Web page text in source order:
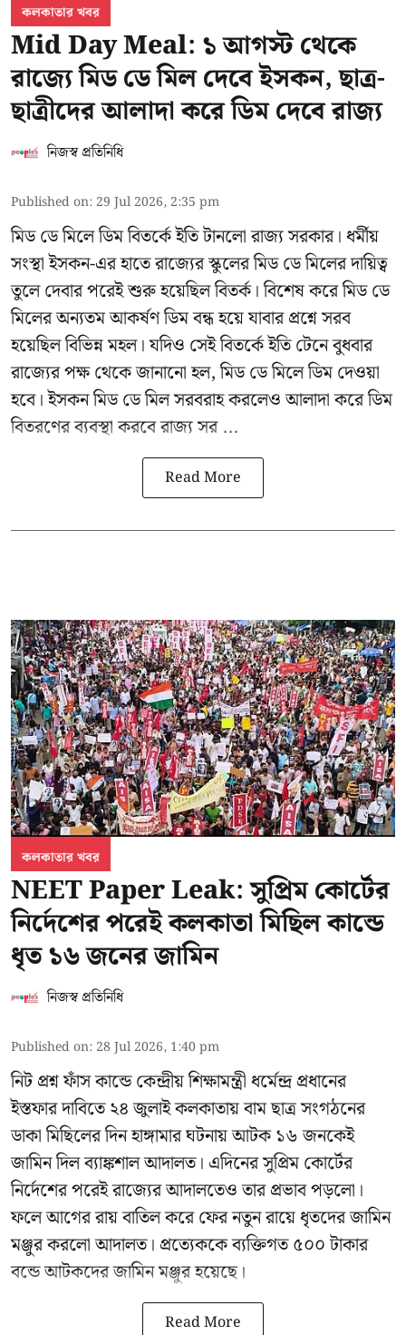
কলকাতার খবর
Mid Day Meal: ১ আগস্ট থেকে
রাজ্যে মিড ডে মিল দেবে ইসকন, ছাত্র-
ছাত্রীদের আলাদা করে ডিম দেবে রাজ্য
নিজস্ব প্রতিনিধি
Published on: 29 Jul 2026, 2:35 pm
মিড ডে মিলে ডিম বিতর্কে ইতি টানলো রাজ্য সরকার। ধর্মীয়
সংস্থা ইসকন-এর হাতে রাজ্যের স্কুলের মিড ডে মিলের দায়িত্ব
তুলে দেবার পরেই শুরু হয়েছিল বিতর্ক। বিশেষ করে মিড ডে
মিলের অন্যতম আকর্ষণ ডিম বন্ধ হয়ে যাবার প্রশ্নে সরব
হয়েছিল বিভিন্ন মহল। যদিও সেই বিতর্কে ইতি টেনে বুধবার
রাজ্যের পক্ষ থেকে জানানো হল, মিড ডে মিলে ডিম দেওয়া
হবে। ইসকন মিড ডে মিল সরবরাহ করলেও আলাদা করে ডিম
বিতরণের ব্যবস্থা করবে রাজ্য সর ...
Read More
কলকাতার খবর
NEET Paper Leak: সুপ্রিম কোর্টের
নির্দেশের পরেই কলকাতা মিছিল কান্ডে
ধৃত ১৬ জনের জামিন
নিজস্ব প্রতিনিধি
Published on: 28 Jul 2026, 1:40 pm
নিট প্রশ্ন ফাঁস কান্ডে কেন্দ্রীয় শিক্ষামন্ত্রী ধর্মেন্দ্র প্রধানের
ইস্তফার দাবিতে ২৪ জুলাই কলকাতায় বাম ছাত্র সংগঠনের
ডাকা মিছিলের দিন হাঙ্গামার ঘটনায় আটক ১৬ জনকেই
জামিন দিল ব্যাঙ্কশাল আদালত। এদিনের সুপ্রিম কোর্টের
নির্দেশের পরেই রাজ্যের আদালতেও তার প্রভাব পড়লো।
ফলে আগের রায় বাতিল করে ফের নতুন রায়ে ধৃতদের জামিন
মঞ্জুর করলো আদালত। প্রত্যেককে ব্যক্তিগত ৫০০ টাকার
বন্ডে আটকদের জামিন মঞ্জুর হয়েছে।
Read More